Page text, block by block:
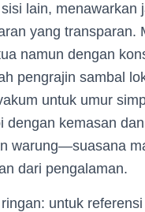
lain,
yang
namun dengan
pengrajin sambal
untuk umur
dengan kemasan
warung—suasana
dari pengalaman.
untuk